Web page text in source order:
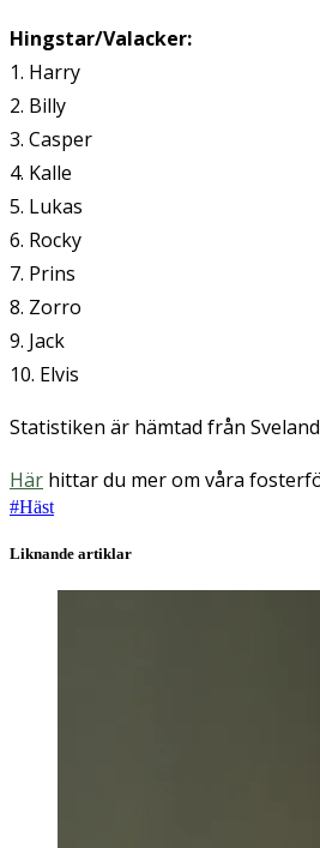
Hingstar/Valacker:
1. Harry
2. Billy
3. Casper
4. Kalle
5. Lukas
6. Rocky
7. Prins
8. Zorro
9. Jack
10. Elvis
Statistiken är hämtad från
Här hittar du mer om våra
#Häst
Liknande artiklar